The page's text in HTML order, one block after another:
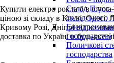
Склад Плюс
складського
господарстві
Поличкові
господарства
Купити електро рокла б/в
ціною зі складу в Києві, Одесі,
Кривому Розі, Дніпрі від
доставка по Україні в будь-яке